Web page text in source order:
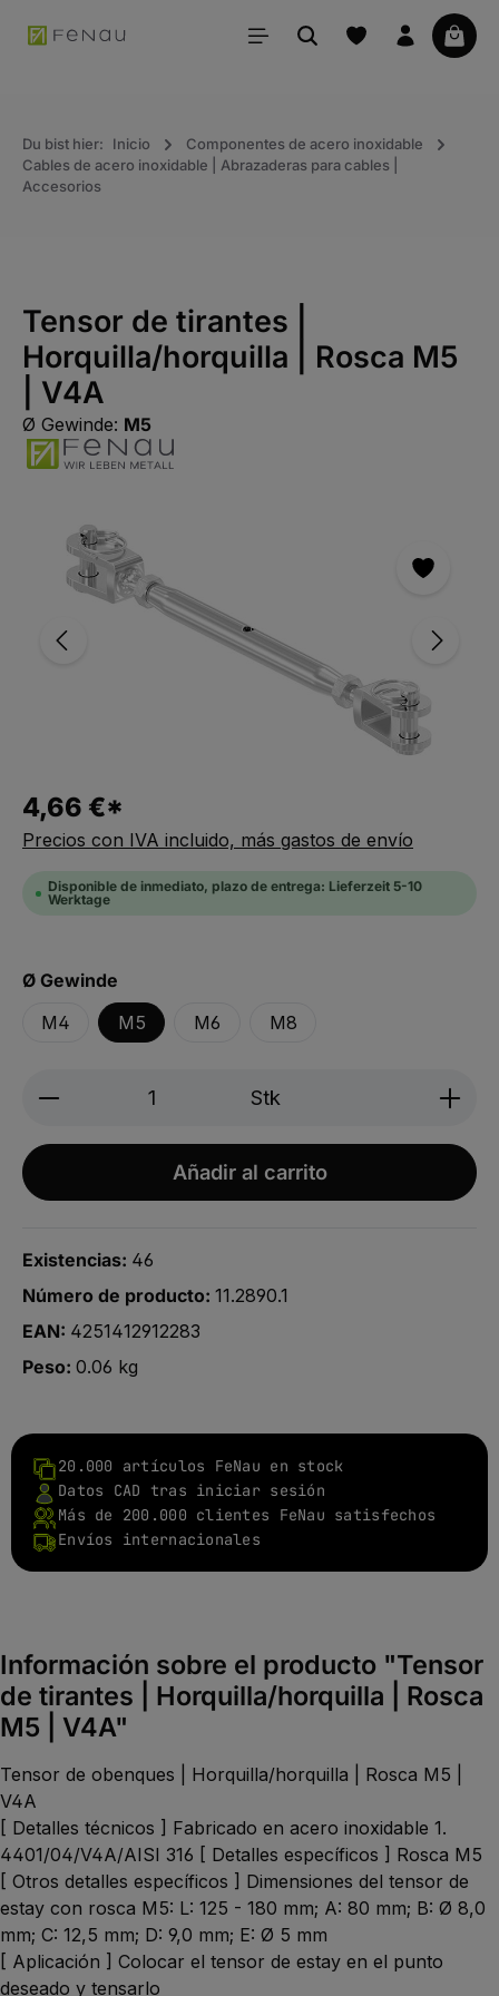
principal La
Du bist hier: Inicio
Componentes de acero inoxidable
Cables de acero inoxidable | Abrazaderas para cables |
Accesorios
Tensor de tirantes |
Horquilla/horquilla | Rosca M5
| V4A
Ø Gewinde: M5
Saltar la galería de imágenes
4,66 €*
Precios con IVA incluido, más gastos de envío
Disponible de inmediato, plazo de entrega: Lieferzeit 5-10
Werktage
Seleccionar
Ø Gewinde
M4
M5 M6 M8
Produkt Anzahl: Gib den
Stk
Añadir al carrito
Existencias: 46
Número de producto: 11.2890.1
EAN: 4251412912283
Peso: 0.06 kg
20.000 artículos FeNau en stock
Datos CAD tras iniciar sesión
Más de 200.000 clientes FeNau satisfechos
Envíos internacionales
Información sobre el producto "Tensor
de tirantes | Horquilla/horquilla | Rosca
M5 | V4A"
Tensor de obenques | Horquilla/horquilla | Rosca M5 |
V4A
[ Detalles técnicos ] Fabricado en acero inoxidable 1.
4401/04/V4A/AISI 316 [ Detalles específicos ] Rosca M5
[ Otros detalles específicos ] Dimensiones del tensor de
estay con rosca M5: L: 125 - 180 mm; A: 80 mm; B: Ø 8,0
mm; C: 12,5 mm; D: 9,0 mm; E: Ø 5 mm
[ Aplicación ] Colocar el tensor de estay en el punto
deseado y tensarlo